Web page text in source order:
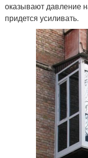
оказывают давление
придется усиливать.